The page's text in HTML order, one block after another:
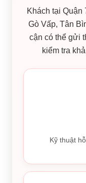
Khách tại Quận
Gò Vấp, Tân
cận có thể gửi
kiểm tra
Kỹ thuật